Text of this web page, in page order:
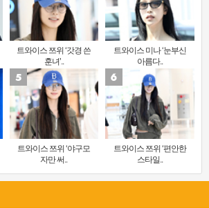
트와이스 쯔위 ‘갓경 쓴
훈녀’..
트와이스 미나 ‘눈부신
아름다..
트와이스 쯔위 ‘야구모
자만 써..
트와이스 쯔위 ‘편안한
스타일..